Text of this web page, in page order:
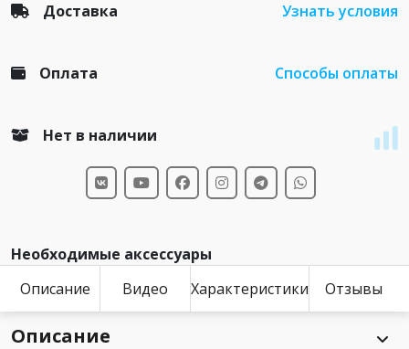
Доставка Узнать условия
Оплата Способы оплаты
Нет в наличии
Необходимые аксессуары
Описание
Видео Характеристики Отзывы
Описание